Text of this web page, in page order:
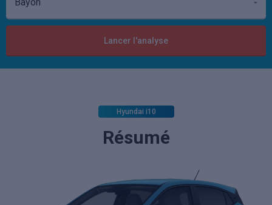
Lancer l'analyse
Hyundai i10
Résumé